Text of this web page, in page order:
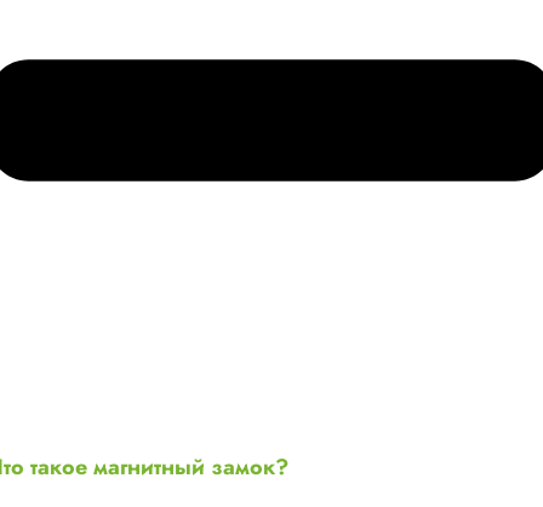
такое магнитный замок?